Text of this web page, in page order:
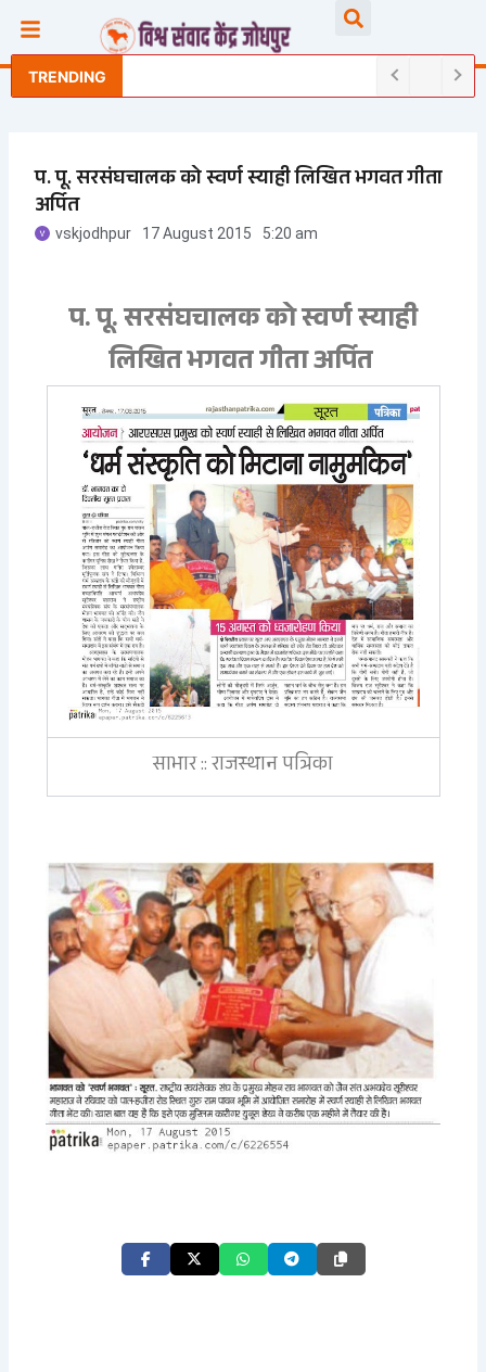
content
TRENDING
प. पू. सरसंघचालक को स्वर्ण स्याही लिखित भगवत गीता
अर्पित
vskjodhpur 17 August 2015 5:20 am
प. पू. सरसंघचालक को स्वर्ण स्याही
लिखित भगवत गीता अर्पित
साभार :: राजस्थान पत्रिका